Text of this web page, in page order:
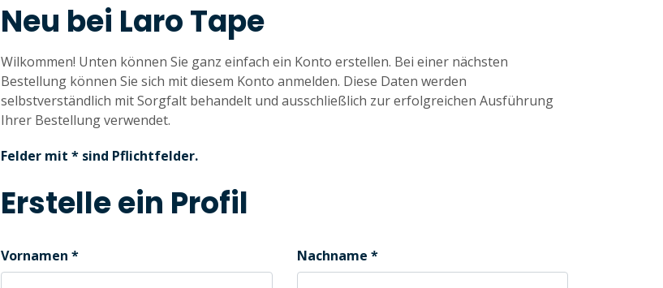
Neu bei Laro Tape
Wilkommen! Unten können Sie ganz einfach ein Konto erstellen. Bei einer nächsten
Bestellung können Sie sich mit diesem Konto anmelden. Diese Daten werden
selbstverständlich mit Sorgfalt behandelt und ausschließlich zur erfolgreichen Ausführung
Ihrer Bestellung verwendet.
Felder mit * sind Pflichtfelder.
Erstelle ein Profil
Vornamen Nachname